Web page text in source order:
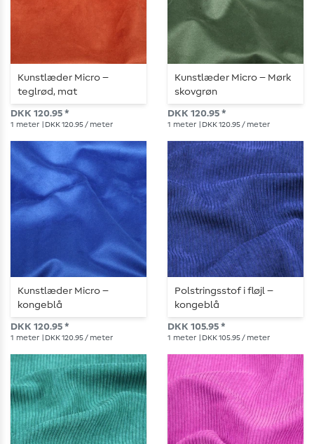
Kunstlæder Micro –
teglrød, mat
DKK 120.95 *
1 meter | DKK 120.95 / meter
Kunstlæder Micro – Mørk
skovgrøn
DKK 120.95 *
1 meter | DKK 120.95 / meter
Kunstlæder Micro –
kongeblå
DKK 120.95 *
1 meter | DKK 120.95 / meter
Polstringsstof i fløjl –
kongeblå
DKK 105.95 *
1 meter | DKK 105.95 / meter